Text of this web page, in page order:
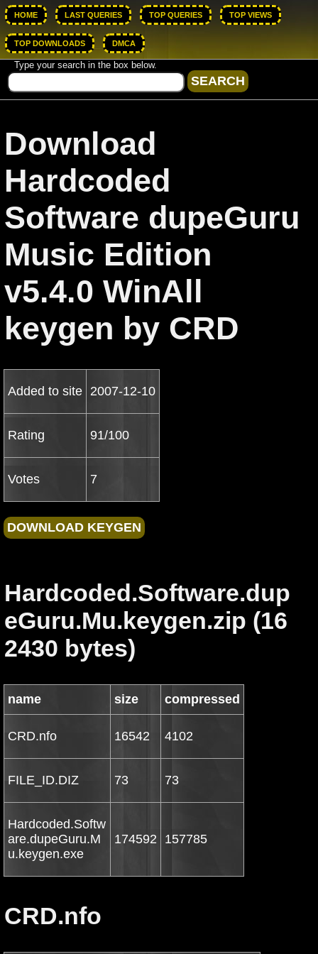
HOME LAST QUERIES TOP QUERIES TOP VIEWS
TOP DOWNLOADS DMCA
Type your search in the box below.
Download
Hardcoded
Software dupeGuru
Music Edition
v5.4.0 WinAll
keygen by CRD
Added to site 2007-12-10
Rating 91/100
Votes 7
Hardcoded.Software.dup
eGuru.Mu.keygen.zip (16
2430 bytes)
name size compressed
CRD.nfo 16542 4102
FILE_ID.DIZ 73 73
Hardcoded.Softw
are.dupeGuru.M
u.keygen.exe
174592 157785
CRD.nfo